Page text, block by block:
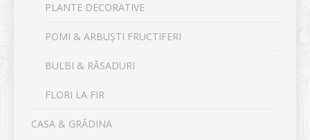
PLANTE DECORATIVE
POMI & ARBUȘTI FRUCTIFERI
BULBI & RĂSADURI
FLORI LA FIR
CASA & GRĂDINA